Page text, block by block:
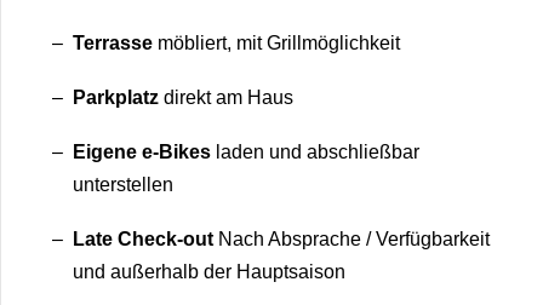
Terrasse möbliert, mit Grillmöglichkeit
Parkplatz direkt am Haus
Eigene e-Bikes laden und abschließbar
unterstellen
Late Check-out Nach Absprache / Verfügbarkeit
und außerhalb der Hauptsaison